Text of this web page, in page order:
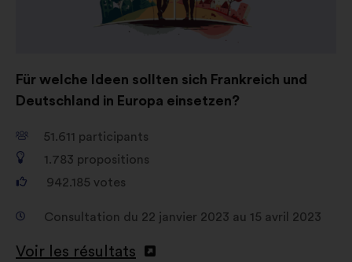
Für welche Ideen sollten sich Frankreich und
Deutschland in Europa einsetzen?
51.611 participants
1.783 propositions
942.185 votes
Consultation du 22 janvier 2023 au 15 avril 2023
Voir les résultats